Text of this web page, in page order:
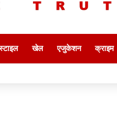
खेल एजुकेशन क्राइम